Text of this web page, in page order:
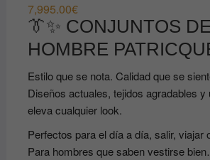
7,995.00€
👔✨ CONJUNTOS DE
HOMBRE
Estilo que se nota. Calidad que se
Diseños actuales, tejidos agradables y
eleva cualquier look.
Perfectos para el día a día, salir, viajar
Para hombres que saben vestirse